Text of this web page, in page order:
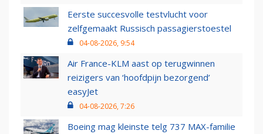
Eerste succesvolle testvlucht voor
zelfgemaakt Russisch passagierstoestel
04-08-2026, 9:54
Air France-KLM aast op terugwinnen
reizigers van ‘hoofdpijn bezorgend’
easyJet
04-08-2026, 7:26
Boeing mag kleinste telg 737 MAX-familie